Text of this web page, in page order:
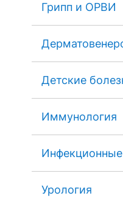
Грипп и ОРВИ
Детские
Иммунология
Урология